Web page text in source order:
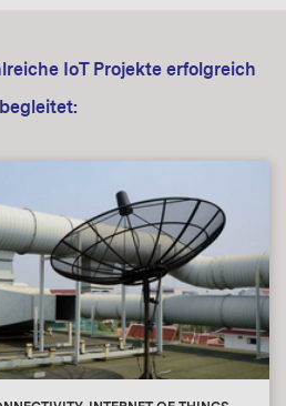
IoT Projekte erfolgreich
begleitet: